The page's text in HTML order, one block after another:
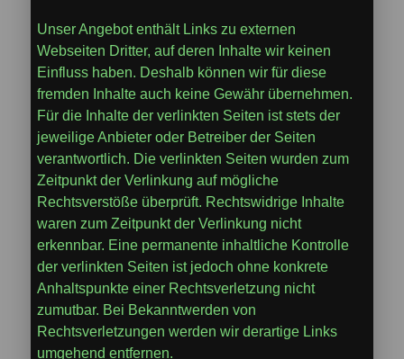
Unser Angebot enthält Links zu externen
Webseiten Dritter, auf deren Inhalte wir keinen
Einfluss haben. Deshalb können wir für diese
fremden Inhalte auch keine Gewähr übernehmen.
Für die Inhalte der verlinkten Seiten ist stets der
jeweilige Anbieter oder Betreiber der Seiten
verantwortlich. Die verlinkten Seiten wurden zum
Zeitpunkt der Verlinkung auf mögliche
Rechtsverstöße überprüft. Rechtswidrige Inhalte
waren zum Zeitpunkt der Verlinkung nicht
erkennbar. Eine permanente inhaltliche Kontrolle
der verlinkten Seiten ist jedoch ohne konkrete
Anhaltspunkte einer Rechtsverletzung nicht
zumutbar. Bei Bekanntwerden von
Rechtsverletzungen werden wir derartige Links
umgehend entfernen.